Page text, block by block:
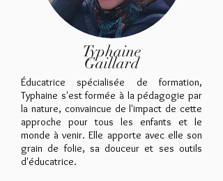
Typhaine
Gaillard
Éducatrice spécialisée de formation,
Typhaine s'est formée à la pédagogie par
la nature, convaincue de l'impact de cette
approche pour tous les enfants et le
monde à venir. Elle apporte avec elle son
grain de folie, sa douceur et ses outils
d'éducatrice.